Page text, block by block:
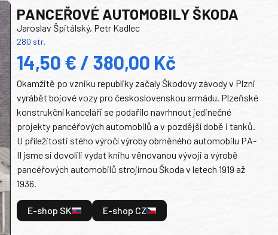
PANCEŘOVÉ AUTOMOBILY ŠKODA
Jaroslav Špitálský, Petr Kadlec
280 str.
14,50 € / 380,00 Kč
Okamžitě po vzniku republiky začaly Škodovy závody v Plzni
vyrábět bojové vozy pro československou armádu. Plzeňské
konstrukční kanceláři se podařilo navrhnout jedinečné
projekty pancéřových automobilů a v pozdější době i tanků.
U příležitosti stého výročí výroby obrněného automobilu PA-
II jsme si dovolili vydat knihu věnovanou vývoji a výrobě
pancéřových automobilů strojírnou Škoda v letech 1919 až
1936.
E-shop SK E-shop CZ